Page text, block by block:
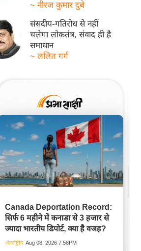
~ नीरज कुमार दुबे
संसदीय-गतिरोध से नहीं
चलेगा लोकतंत्र, संवाद ही है
समाधान
~ ललित गर्ग
Canada Deportation Record:
सिर्फ 6 महीने में कनाडा से 3 हजार से
ज्यादा भारतीय डिपोर्ट, क्या है वजह?
अंतर्राष्ट्रीय Aug 08, 2026 7:58PM